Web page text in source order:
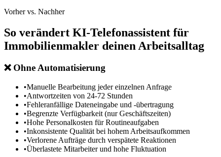
Vorher vs. Nachher
So verändert KI-Telefonassistent für
Immobilienmakler deinen Arbeitsalltag
❌Ohne Automatisierung
•Manuelle Bearbeitung jeder einzelnen Anfrage
•Antwortzeiten von 24-72 Stunden
•Fehleranfällige Dateneingabe und -übertragung
•Begrenzte Verfügbarkeit (nur Geschäftszeiten)
•Hohe Personalkosten für Routineaufgaben
•Inkonsistente Qualität bei hohem Arbeitsaufkommen
•Verlorene Aufträge durch verspätete Reaktionen
•Überlastete Mitarbeiter und hohe Fluktuation